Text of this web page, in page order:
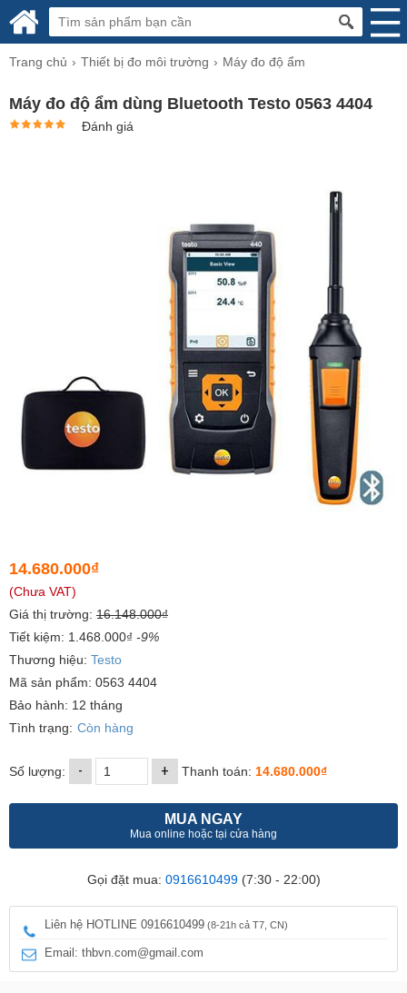
Trang chủ Thiết bị đo môi trường Máy đo độ ẩm
Máy đo độ ẩm dùng Bluetooth Testo 0563 4404
Đánh giá
14.680.000₫
(Chưa VAT)
Giá thị trường: 16.148.000₫
Tiết kiệm: 1.468.000₫ -9%
Thương hiệu: Testo
Mã sản phẩm: 0563 4404
Bảo hành: 12 tháng
Tình trạng: Còn hàng
Số lượng: - + Thanh toán: 14.680.000₫
MUA NGAY
Mua online hoặc tại cửa hàng
Gọi đặt mua: 0916610499(7:30 - 22:00)
Liên hệ HOTLINE 0916610499 (8-21h cả T7, CN)
Email: thbvn.com@gmail.com